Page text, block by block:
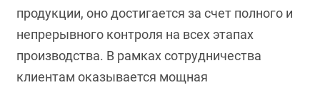
продукции, оно достигается за счет полного и
непрерывного контроля на всех этапах
производства. В рамках сотрудничества
клиентам оказывается мощная